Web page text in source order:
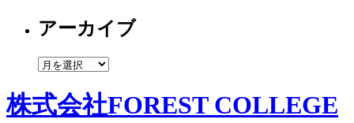
ゴ
ー
アーカイブ
ア
カ
イ
株式会社FOREST COLLEGE